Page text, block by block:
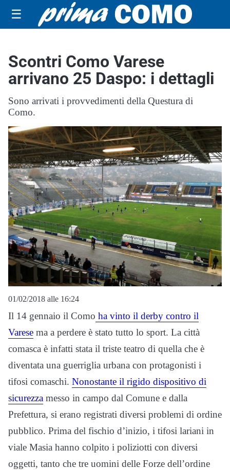
☰
Scontri Como Varese
arrivano 25 Daspo: i dettagli
Sono arrivati i provvedimenti della Questura di
Como.
01/02/2018 alle 16:24
Il 14 gennaio il Como ha vinto il derby contro il
Varese ma a perdere è stato tutto lo sport. La città
comasca è infatti stata il triste teatro di quella che è
diventata una guerriglia urbana con protagonisti i
tifosi comaschi. Nonostante il rigido dispositivo di
sicurezza messo in campo dal Comune e dalla
Prefettura, si erano registrati diversi problemi di ordine
pubblico. Prima del fischio d’inizio, i tifosi lariani in
viale Masia hanno colpito i poliziotti con diversi
oggetti, tanto che tre uomini delle Forze dell’ordine